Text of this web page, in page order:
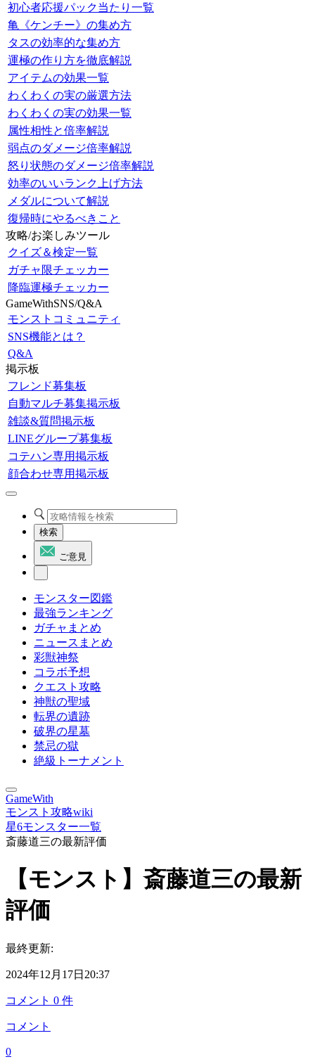
初心者応援パック当たり一覧
亀《ケンチー》の集め方
タスの効率的な集め方
運極の作り方を徹底解説
アイテムの効果一覧
わくわくの実の厳選方法
わくわくの実の効果一覧
属性相性と倍率解説
弱点のダメージ倍率解説
怒り状態のダメージ倍率解説
効率のいいランク上げ方法
メダルについて解説
復帰時にやるべきこと
攻略/お楽しみツール
クイズ＆検定一覧
ガチャ限チェッカー
降臨運極チェッカー
GameWithSNS/Q&A
モンストコミュニティ
SNS機能とは？
Q&A
掲示板
フレンド募集板
自動マルチ募集掲示板
雑談&質問掲示板
LINEグループ募集板
コテハン専用掲示板
顔合わせ専用掲示板
検索
ご意見
モンスター図鑑
最強ランキング
ガチャまとめ
ニュースまとめ
彩獣神祭
コラボ予想
クエスト攻略
神獣の聖域
転界の遺跡
破界の星墓
禁忌の獄
絶級トーナメント
GameWith
モンスト攻略wiki
星6モンスター一覧
斎藤道三の最新評価
【モンスト】斎藤道三の最新
評価
最終更新:
2024年12月17日20:37
コメント 0 件
コメント
0